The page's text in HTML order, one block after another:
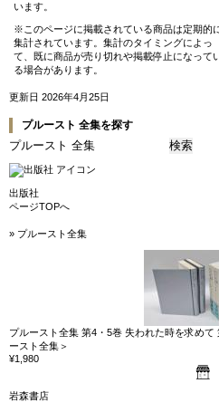
います。
※このページに掲載されている商品は定期的
集計されています。集計のタイミングによっ
て、既に商品が売り切れや掲載停止になって
る場合があります。
更新日 2026年4月25日
プルースト 全集を探す
出版社
ページTOPへ
» プルースト全集
プルースト全集 第4・5巻 失われた時を求め
ースト全集＞
¥1,980
岩森書店